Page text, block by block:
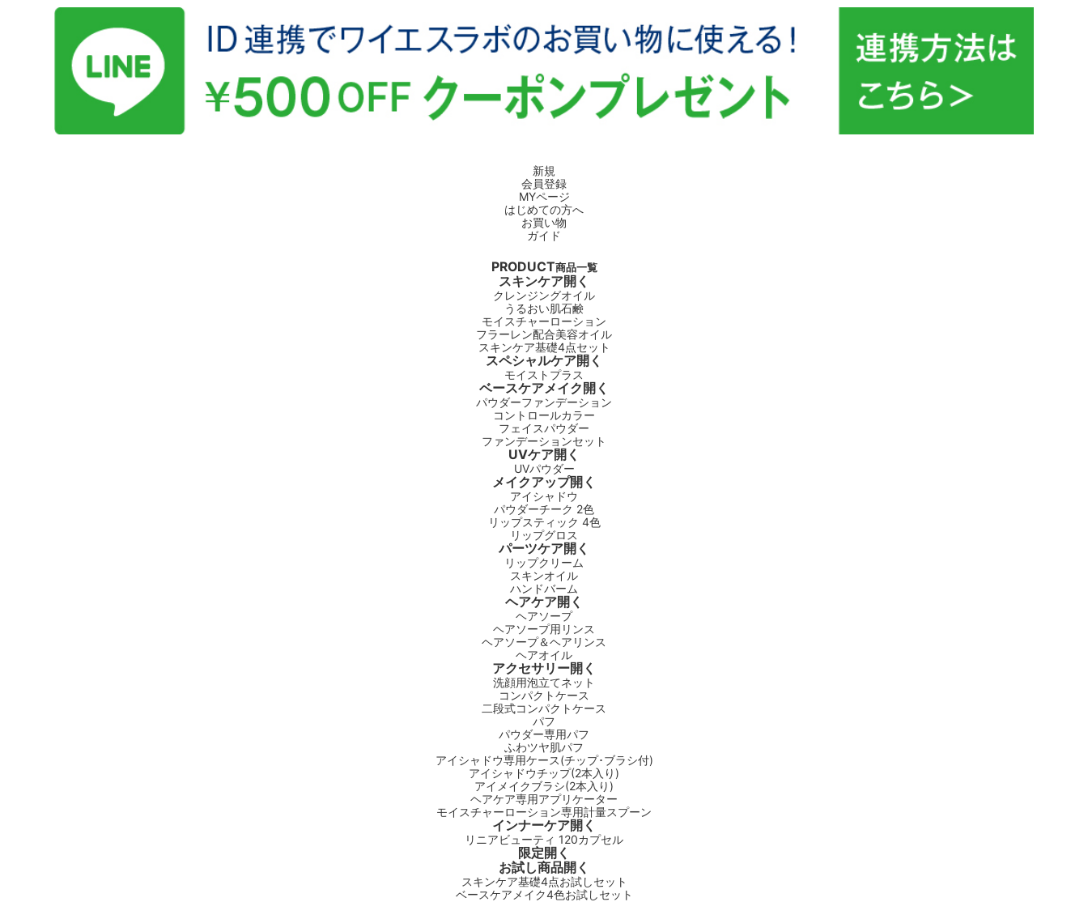
新規
会員登録
MYページ
はじめての方へ
お買い物
ガイド
PRODUCT商品一覧
スキンケア開く
クレンジングオイル
うるおい肌石鹸
モイスチャーローション
フラーレン配合美容オイル
スキンケア基礎4点セット
スペシャルケア開く
モイストプラス
ベースケアメイク 開く
パウダーファンデーション
コントロールカラー
フェイスパウダー
ファンデーションセット
UVケア開く
UVパウダー
メイクアップ開く
アイシャドウ
パウダーチーク 2色
リップスティック 4色
リップグロス
パーツケア開く
リップクリーム
スキンオイル
ハンドバーム
ヘアケア開く
ヘアソープ
ヘアソープ用リンス
ヘアソープ＆ヘアリンス
ヘアオイル
アクセサリー開く
洗顔用泡立てネット
コンパクトケース
二段式コンパクトケース
パフ
パウダー専用パフ
ふわツヤ肌パフ
アイシャドウ専用ケース(チップ･ブラシ付)
アイシャドウチップ(2本入り)
アイメイクブラシ(2本入り)
ヘアケア専用アプリケーター
モイスチャーローション専用計量スプーン
インナーケア開く
リニアビューティ 120カプセル
限定開く
お試し商品開く
スキンケア基礎4点お試しセット
ベースケアメイク4色お試しセット